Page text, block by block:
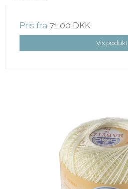
Pris fra 71,00 DKK
Vis produkt